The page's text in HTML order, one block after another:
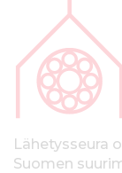
p
kLähetysseura
Suomen